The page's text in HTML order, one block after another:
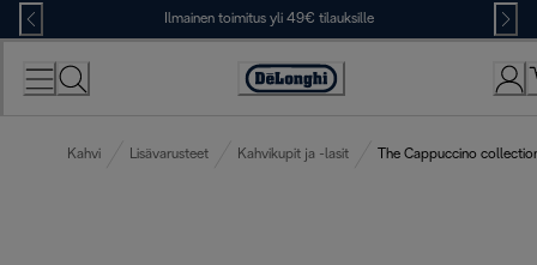
Skip
to
Content
Ilmainen toimitus yli 49€ tilauksille
Accessibility
Kahvi Lisävarusteet Kahvikupit ja -lasit The Cappuccino